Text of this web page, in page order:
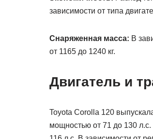
зависимости от типа
Снаряженная масса: В
от 1165 до 1240 кг.
Двигатель и
Toyota Corolla 120
мощностью от 71 до 130